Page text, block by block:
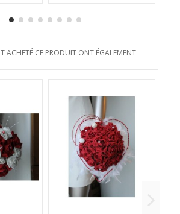
ACHETÉ CE PRODUIT ONT ÉGALEMENT